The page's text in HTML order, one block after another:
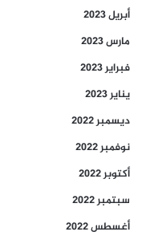
أبريل 2023
مارس 2023
فبراير 2023
يناير 2023
ديسمبر 2022
نوفمبر 2022
أكتوبر 2022
سبتمبر 2022
أغسطس 2022